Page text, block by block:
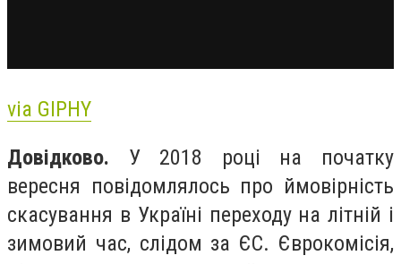
via GIPHY
Довідково. У 2018 році на початку
вересня повідомлялось про ймовірність
скасування в Україні переходу на літній і
зимовий час, слідом за ЄС. Єврокомісія,